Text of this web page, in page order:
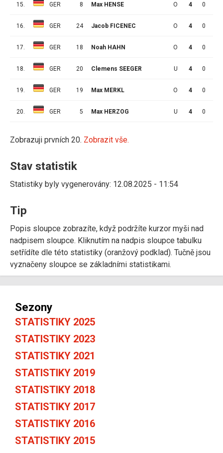
15. GER 8 Max HENSE O 4 0
16. GER 24 Jacob FICENEC O 4 0
17. GER 18 Noah HAHN O 4 0
18. GER 20 Clemens SEEGER U 4 0
19. GER 19 Max MERKL O 4 0
20. GER 5 Max HERZOG U 4 0
Zobrazuji prvních 20. Zobrazit vše.
Stav statistik
Statistiky byly vygenerovány: 12.08.2025 - 11:54
Tip
Popis sloupce zobrazíte, když podržíte kurzor myši nad
nadpisem sloupce. Kliknutím na nadpis sloupce tabulku
setřídíte dle této statistiky (oranžový podklad). Tučně jsou
vyznačeny sloupce se základními statistikami.
Sezony
STATISTIKY 2025
STATISTIKY 2023
STATISTIKY 2021
STATISTIKY 2019
STATISTIKY 2018
STATISTIKY 2017
STATISTIKY 2016
STATISTIKY 2015